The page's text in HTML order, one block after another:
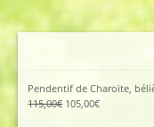
Pendentif de Charoïte,
115,00€ Le
105,00€Le